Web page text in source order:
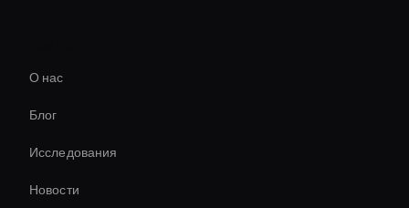
Holographic Ai Avatar
Virtual Assistant For Business
Ai Avatar For Business
Ai Agent For Automation
О нас
Блог
Исследования
Новости